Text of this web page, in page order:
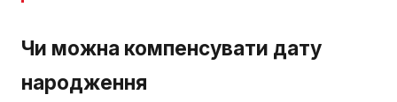
Чи можна компенсувати дату
народження